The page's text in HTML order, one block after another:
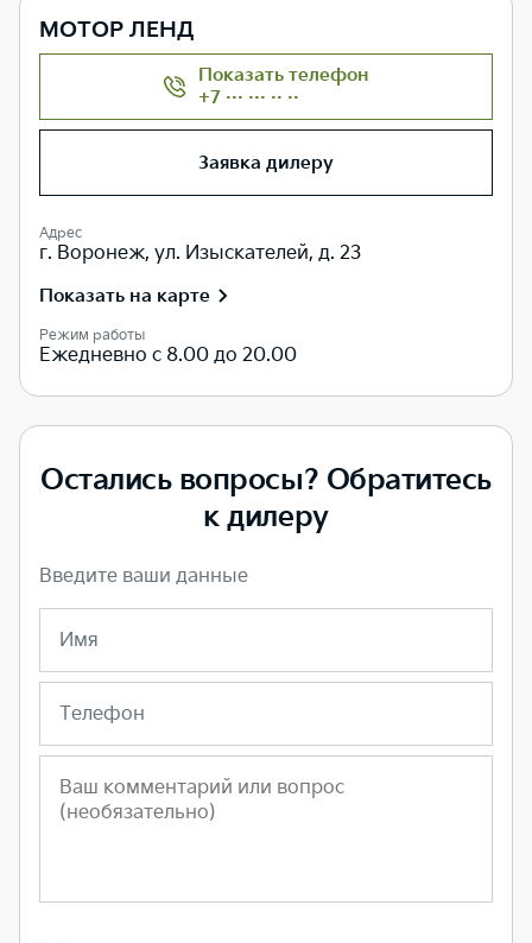
МОТОР ЛЕНД
Показать телефон
+7 ··· ··· ·· ··
Заявка дилеру
Адрес
г. Воронеж, ул. Изыскателей, д. 23
Показать на карте
Режим работы
Ежедневно с 8.00 до 20.00
Остались вопросы? Обратитесь
к дилеру
Введите ваши данные
Имя
Телефон